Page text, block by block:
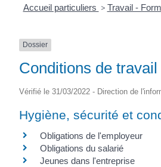
Accueil particuliers > Travail -
Dossier
Conditions de
Vérifié le 31/03/2022 - Direction de
Hygiène, sécurité et
Obligations de l'employeur
Obligations du salarié
Jeunes dans l'entreprise